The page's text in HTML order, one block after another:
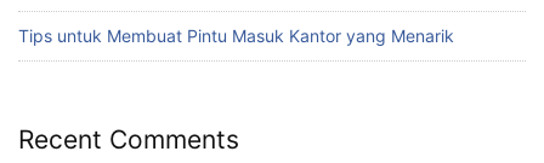
Tips untuk Membuat Pintu Masuk Kantor yang Menarik
Recent Comments